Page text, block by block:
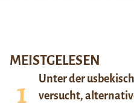
MEISTGELESEN
Unter der
versucht,